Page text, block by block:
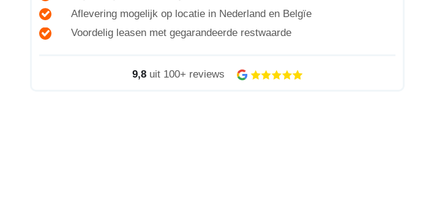
Aflevering mogelijk op locatie in Nederland en Belgïe
Voordelig leasen met gegarandeerde restwaarde
9,8 uit 100+ reviews